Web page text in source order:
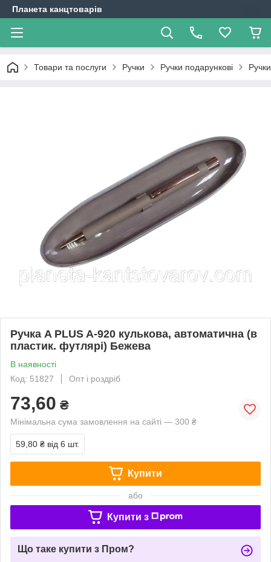
Планета канцтоварів
Товари та послуги Ручки Ручки подарункові
Ручка A PLUS A-920 кулькова, автоматична (в
пластик. футлярі) Бежева
В наявності
Код: 51827
Опт і роздріб
73,60 ₴
Мінімальна сума замовлення на сайті — 300 ₴
59,80 ₴ від 6 шт.
Купити
або
Купити з
Що таке купити з Пром?